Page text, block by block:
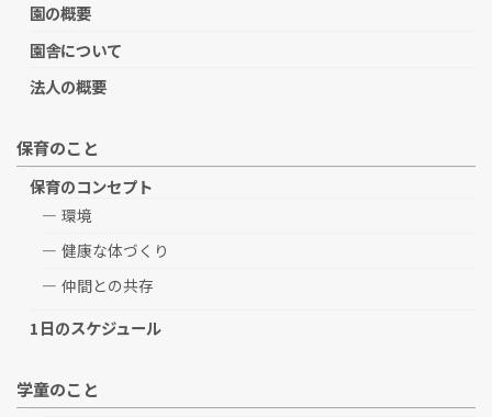
園の概要
園舎について
法人の概要
保育のこと
保育のコンセプト
環境
健康な体づくり
仲間との共存
1日のスケジュール
学童のこと